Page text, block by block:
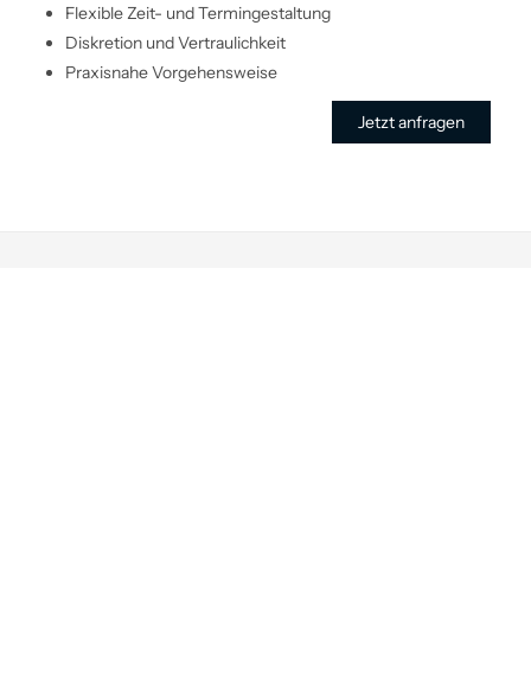
Flexible Zeit- und Termin­gestaltung
Diskretion und Vertraulichkeit
Praxisnahe Vorgehens­weise
Jetzt anfragen